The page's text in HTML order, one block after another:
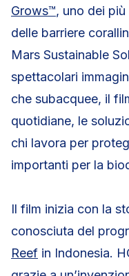
Grows™, uno dei
delle barriere
Mars Sustainable
spettacolari
che subacquee, il
quotidiane, le
chi lavora per
importanti per la
Il film inizia con la
conosciuta del
Reef in Indonesia.